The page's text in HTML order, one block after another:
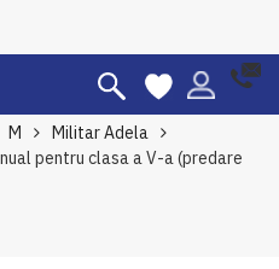
M
Militar Adela
pentru clasa a V-a (predare